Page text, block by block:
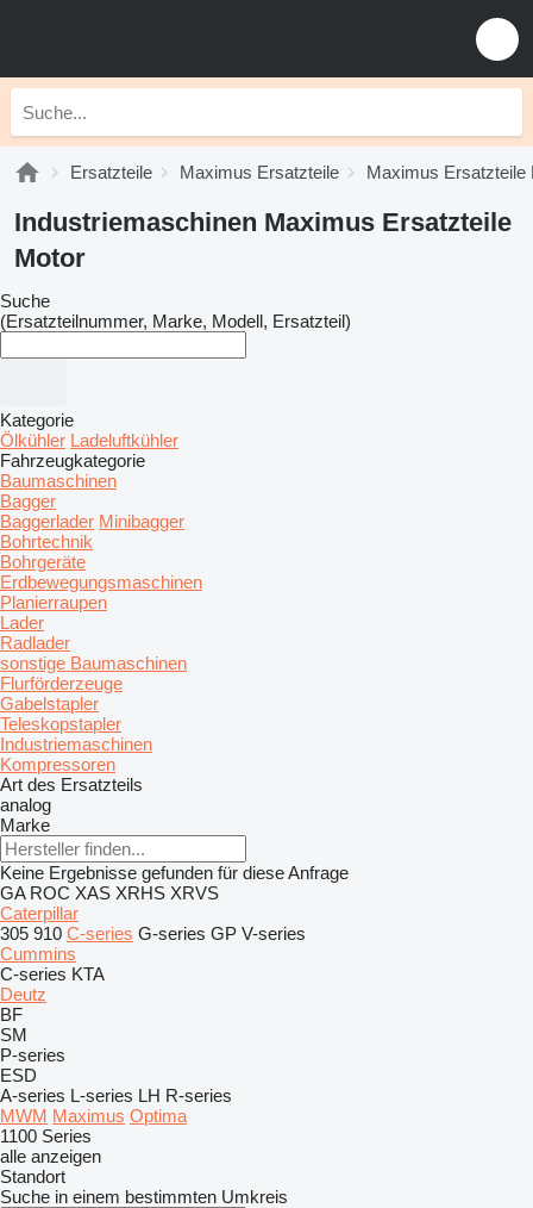
Ersatzteile Maximus Ersatzteile Maximus Ersatzteile
Industriemaschinen Maximus Ersatzteile
Motor
Suche
(Ersatzteilnummer, Marke, Modell, Ersatzteil)
Kategorie
Ölkühler Ladeluftkühler
Fahrzeugkategorie
Baumaschinen
Bagger
Baggerlader Minibagger
Bohrtechnik
Bohrgeräte
Erdbewegungsmaschinen
Planierraupen
Lader
Radlader
sonstige Baumaschinen
Flurförderzeuge
Gabelstapler
Teleskopstapler
Industriemaschinen
Kompressoren
Art des Ersatzteils
analog
Marke
Keine Ergebnisse gefunden für diese Anfrage
GA ROC XAS XRHS XRVS
Caterpillar
305 910 C-series G-series GP V-series
Cummins
C-series KTA
Deutz
BF
SM
P-series
ESD
A-series L-series LH R-series
MWM Maximus Optima
1100 Series
alle anzeigen
Standort
Suche in einem bestimmten Umkreis